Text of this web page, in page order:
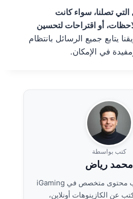
تصلنا، سواء كانت
أو اقتراحات لتحسين
يتابع جميع الرسائل بانتظام
في الإمكان.
كتب بواسطة
محمد رياض
محمد رياض كاتب محتوى متخصص في iGaming
يكتب عن الكازينوهات أونلاين،